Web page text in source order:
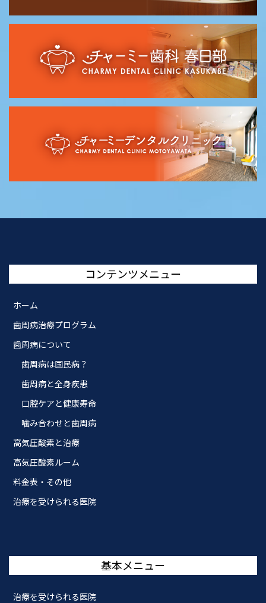
コンテンツメニュー
ホーム
歯周病治療プログラム
歯周病について
歯周病は国民病？
歯周病と全身疾患
口腔ケアと健康寿命
噛み合わせと歯周病
高気圧酸素と治療
高気圧酸素ルーム
料金表・その他
治療を受けられる医院
基本メニュー
治療を受けられる医院